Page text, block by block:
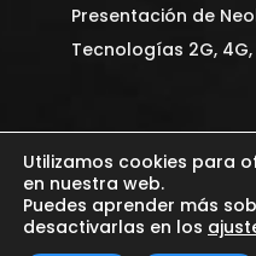
Presentación de
Tecnologías 2G, 4G,
Utilizamos cookies para
en nuestra web.
Puedes aprender más
desactivarlas en los